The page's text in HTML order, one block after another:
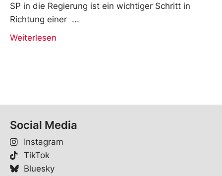
SP in die Regierung ist ein wichtiger Schritt in
Richtung einer
Weiterlesen
Social Media
Instagram
TikTok
Bluesky